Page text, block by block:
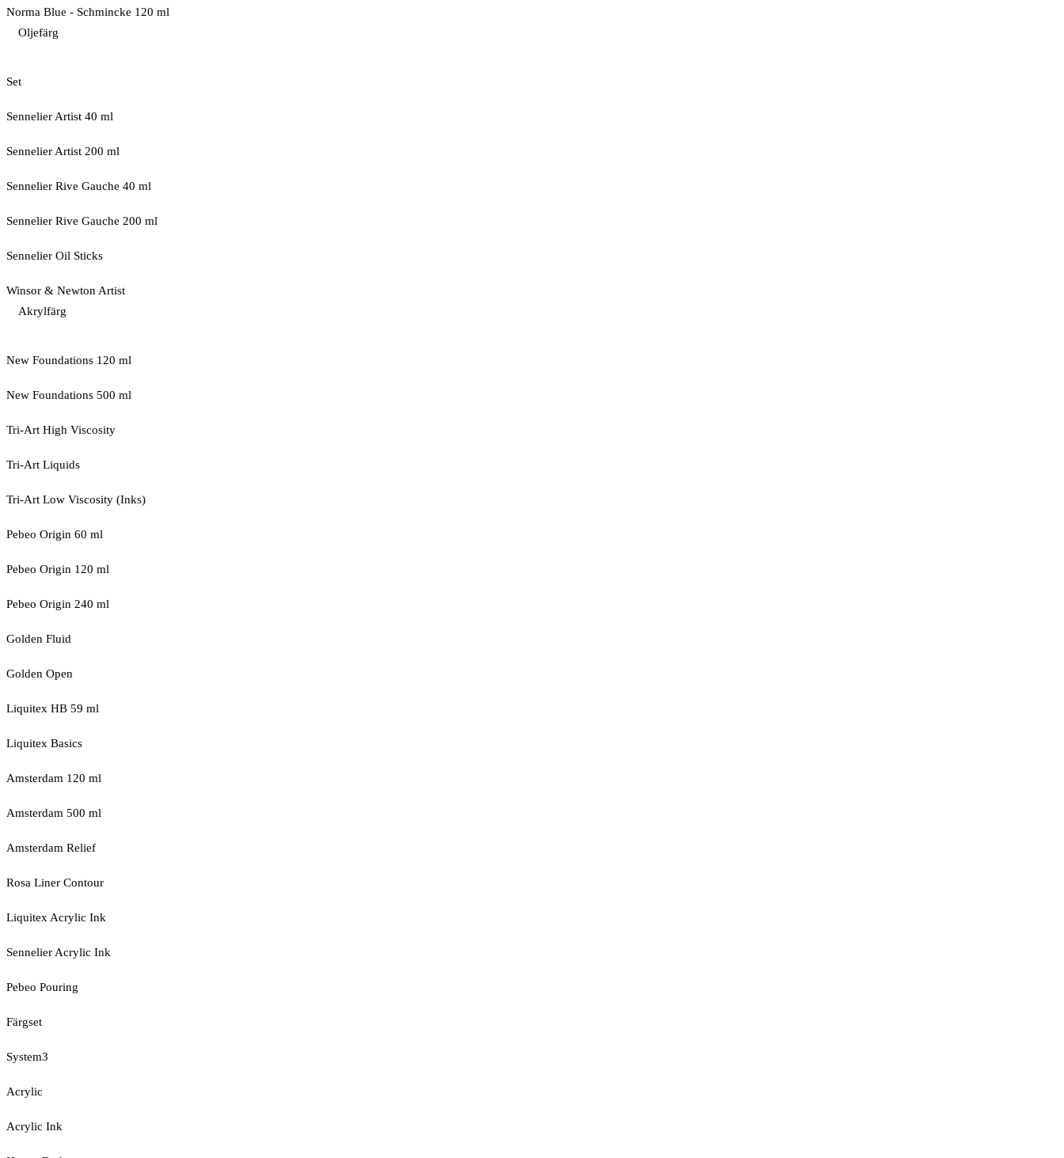
Norma Blue - Schmincke 120 ml
Oljefärg
Set
Sennelier Artist 40 ml
Sennelier Artist 200 ml
Sennelier Rive Gauche 40 ml
Sennelier Rive Gauche 200 ml
Sennelier Oil Sticks
Winsor & Newton Artist
Akrylfärg
New Foundations 120 ml
New Foundations 500 ml
Tri-Art High Viscosity
Tri-Art Liquids
Tri-Art Low Viscosity (Inks)
Pebeo Origin 60 ml
Pebeo Origin 120 ml
Pebeo Origin 240 ml
Golden Fluid
Golden Open
Liquitex HB 59 ml
Liquitex Basics
Amsterdam 120 ml
Amsterdam 500 ml
Amsterdam Relief
Rosa Liner Contour
Liquitex Acrylic Ink
Sennelier Acrylic Ink
Pebeo Pouring
Färgset
System3
Acrylic
Acrylic Ink